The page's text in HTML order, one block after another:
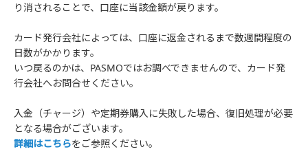
り消されることで、口座に当該金額が戻ります。
カード発行会社によっては、口座に返金されるまで数週間程度の
日数がかかります。
いつ戻るのかは、PASMOではお調べできませんので、カード発
行会社へお問合せください。
入金（チャージ）や定期券購入に失敗した場合、復旧処理が必要
となる場合がございます。
詳細はこちらをご参照ください。